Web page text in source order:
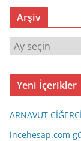
Arşiv
r
ş
Yeni İçerikler
ARNAVUT
incehesap.com